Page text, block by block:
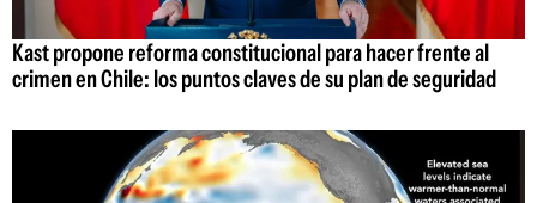
Kast propone reforma constitucional para hacer frente al
crimen en Chile: los puntos claves de su plan de seguridad